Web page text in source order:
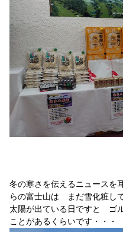
冬の寒さを伝えるニュース
らの富士山は まだ雪化粧し
太陽が出ている日ですと ゴ
ことがあるくらいです・・・